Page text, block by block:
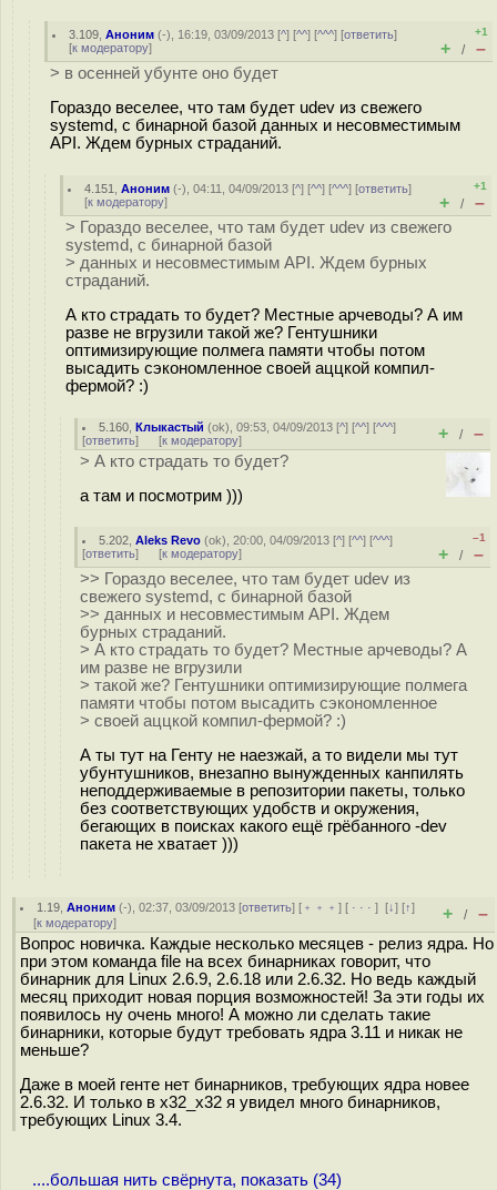
3.109 ,Аноним (-), 16:19, 03/09/2013 [^] [^^] [^^^] [ответить]
[к модератору]
+1
+ / –
> в осенней убунте оно будет
Гораздо веселее, что там будет udev из свежего
systemd, с бинарной базой данных и несовместимым
API. Ждем бурных страданий.
4.151 ,Аноним (-), 04:11, 04/09/2013 [^] [^^] [^^^] [ответить]
[к модератору]
+1
+ / –
> Гораздо веселее, что там будет udev из свежего
systemd, с бинарной базой
> данных и несовместимым API. Ждем бурных
страданий.
А кто страдать то будет? Местные арчеводы? А им
разве не вгрузили такой же? Гентушники
оптимизирующие полмега памяти чтобы потом
высадить сэкономленное своей аццкой компил-
фермой? :)
5.160 ,Клыкастый (ok), 09:53, 04/09/2013 [^] [^^] [^^^]
[ответить] [к модератору] + / –
> А кто страдать то будет?
а там и посмотрим )))
5.202 ,Aleks Revo (ok), 20:00, 04/09/2013 [^] [^^] [^^^]
[ответить] [к модератору]
–1
+ / –
>> Гораздо веселее, что там будет udev из
свежего systemd, с бинарной базой
>> данных и несовместимым API. Ждем
бурных страданий.
> А кто страдать то будет? Местные арчеводы? А
им разве не вгрузили
> такой же? Гентушники оптимизирующие полмега
памяти чтобы потом высадить сэкономленное
> своей аццкой компил-фермой? :)
А ты тут на Генту не наезжай, а то видели мы тут
убунтушников, внезапно вынужденных канпилять
неподдерживаемые в репозитории пакеты, только
без соответствующих удобств и окружения,
бегающих в поисках какого ещё грёбанного -dev
пакета не хватает )))
1.19 ,Аноним (-), 02:37, 03/09/2013 [ответить] [ ﹢﹢﹢] [ · · ·][↓] [↑]
[к модератору] + / –
Вопрос новичка. Каждые несколько месяцев - релиз ядра. Но
при этом команда file на всех бинарниках говорит, что
бинарник для Linux 2.6.9, 2.6.18 или 2.6.32. Но ведь каждый
месяц приходит новая порция возможностей! За эти годы их
появилось ну очень много! А можно ли сделать такие
бинарники, которые будут требовать ядра 3.11 и никак не
меньше?
Даже в моей генте нет бинарников, требующих ядра новее
2.6.32. И только в x32_x32 я увидел много бинарников,
требующих Linux 3.4.
....большая нить свёрнута, показать (34)